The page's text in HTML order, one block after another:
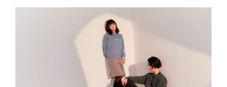
Gummy B 、Quanzo、29 Groove 、O.Dkizzy閱
讀全文 "REX等7位饒舌歌手發起《六號餐》企劃
3個月內從創作營延伸合輯發行到舉辦Legacy專